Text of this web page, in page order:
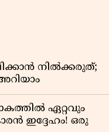
നിൽക്കരുത്;
ഏറ്റവും
ഇദ്ദേഹം! ഒരു